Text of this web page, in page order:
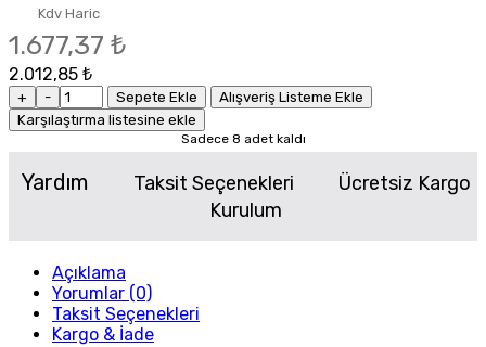
Kdv Haric
1.677,37 ₺
2.012,85 ₺
+ - Sepete Ekle
Alışveriş Listeme Ekle
Karşılaştırma listesine ekle
Sadece 8 adet kaldı
Yardım Taksit Seçenekleri
Ücretsiz Kargo
Kurulum
Açıklama
Yorumlar (0)
Taksit Seçenekleri
Kargo & İade